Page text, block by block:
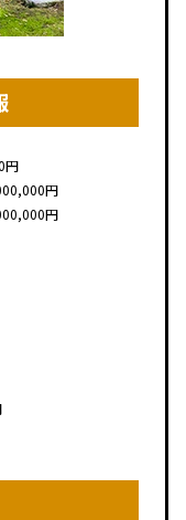
円
円
円